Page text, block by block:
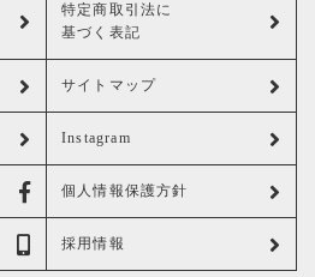
特定商取引法に
基づく表記
サイトマップ
Instagram
個人情報保護方針
採用情報